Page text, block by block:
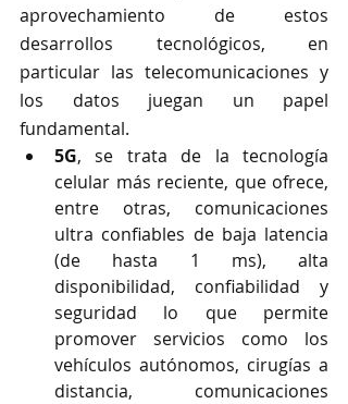
aprovechamiento de estos
desarrollos tecnológicos, en
particular las telecomunicaciones y
los datos juegan un papel
fundamental.
5G, se trata de la tecnología
celular más reciente, que ofrece,
entre otras, comunicaciones
ultra confiables de baja latencia
(de hasta 1 ms), alta
disponibilidad, confiabilidad y
seguridad lo que permite
promover servicios como los
vehículos autónomos, cirugías a
distancia, comunicaciones